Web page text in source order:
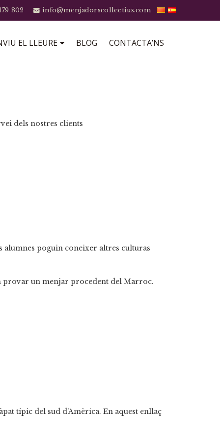
802 info@menjadorscollectius.com
EL LLEURE BLOG CONTACTA’NS
dels nostres clients
alumnes poguin coneixer altres culturas
provar un menjar procedent del Marroc.
típic del sud d’Amèrica. En aquest enllaç